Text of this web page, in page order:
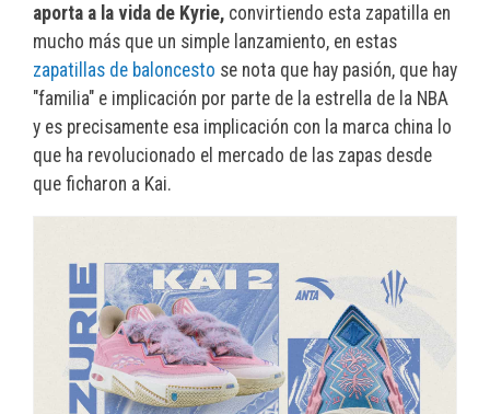
aporta a la vida de Kyrie, convirtiendo esta zapatilla en
mucho más que un simple lanzamiento, en estas
zapatillas de baloncesto se nota que hay pasión, que hay
"familia" e implicación por parte de la estrella de la NBA
y es precisamente esa implicación con la marca china lo
que ha revolucionado el mercado de las zapas desde
que ficharon a Kai.